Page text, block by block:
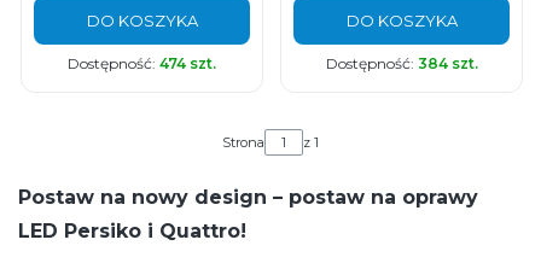
DO KOSZYKA
Dostępność: 474 szt.
DO KOSZYKA
Dostępność: 384 szt.
Strona z 1
Postaw na nowy design – postaw na oprawy
LED Persiko i Quattro!